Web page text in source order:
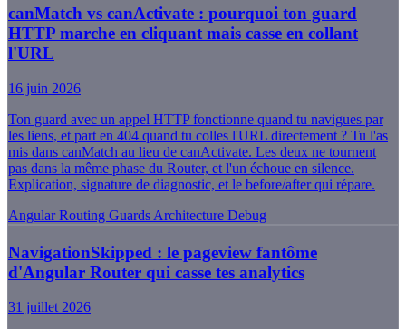
canMatch vs canActivate : pourquoi ton guard
HTTP marche en cliquant mais casse en collant
l'URL
16 juin 2026
Ton guard avec un appel HTTP fonctionne quand tu navigues par
les liens, et part en 404 quand tu colles l'URL directement ? Tu l'as
mis dans canMatch au lieu de canActivate. Les deux ne tournent
pas dans la même phase du Router, et l'un échoue en silence.
Explication, signature de diagnostic, et le before/after qui répare.
Angular Routing Guards Architecture Debug
NavigationSkipped : le pageview fantôme
d'Angular Router qui casse tes analytics
31 juillet 2026